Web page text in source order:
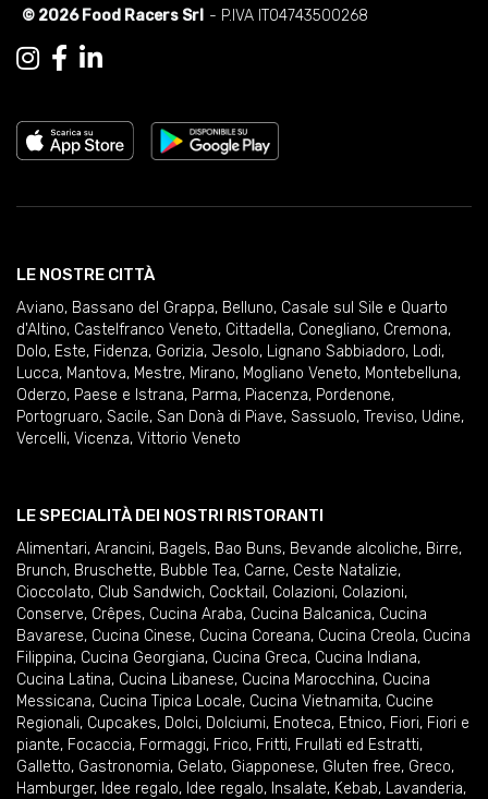
© 2026 Food Racers Srl - P.IVA IT04743500268
LE NOSTRE CITTÀ
Aviano, Bassano del Grappa, Belluno, Casale sul Sile e Quarto
d'Altino, Castelfranco Veneto, Cittadella, Conegliano, Cremona,
Dolo, Este, Fidenza, Gorizia, Jesolo, Lignano Sabbiadoro, Lodi,
Lucca, Mantova, Mestre, Mirano, Mogliano Veneto, Montebelluna,
Oderzo, Paese e Istrana, Parma, Piacenza, Pordenone,
Portogruaro, Sacile, San Donà di Piave, Sassuolo, Treviso, Udine,
Vercelli, Vicenza, Vittorio Veneto
LE SPECIALITÀ DEI NOSTRI RISTORANTI
Alimentari, Arancini, Bagels, Bao Buns, Bevande alcoliche, Birre,
Brunch, Bruschette, Bubble Tea, Carne, Ceste Natalizie,
Cioccolato, Club Sandwich, Cocktail , Colazioni, Colazioni,
Conserve, Crêpes, Cucina Araba, Cucina Balcanica, Cucina
Bavarese, Cucina Cinese, Cucina Coreana, Cucina Creola, Cucina
Filippina, Cucina Georgiana, Cucina Greca, Cucina Indiana,
Cucina Latina, Cucina Libanese, Cucina Marocchina, Cucina
Messicana, Cucina Tipica Locale, Cucina Vietnamita, Cucine
Regionali, Cupcakes, Dolci, Dolciumi, Enoteca, Etnico, Fiori, Fiori e
piante, Focaccia, Formaggi, Frico, Fritti, Frullati ed Estratti,
Galletto, Gastronomia, Gelato, Giapponese, Gluten free, Greco,
Hamburger, Idee regalo, Idee regalo, Insalate, Kebab, Lavanderia,